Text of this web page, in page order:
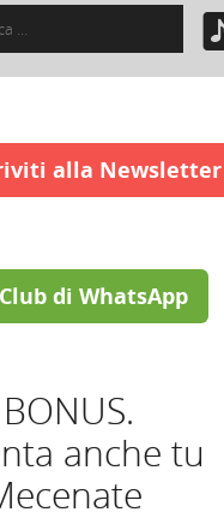
alla Newsletter
Club di WhatsApp
anche tu